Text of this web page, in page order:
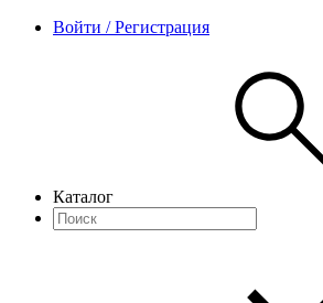
Войти / Регистрация
Каталог